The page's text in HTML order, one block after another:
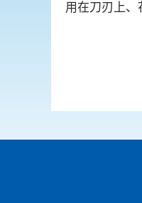
用在刀刃上、